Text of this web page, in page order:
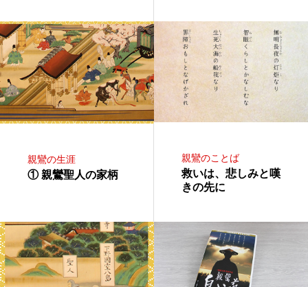
親鸞の生涯
① 親鸞聖人の家柄
親鸞のことば
救いは、悲しみと嘆
きの先に